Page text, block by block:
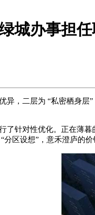
城办事担
，二层为 “私密栖身层”
针对性优化。正在薄暮的
分区设想”，意禾澄庐的